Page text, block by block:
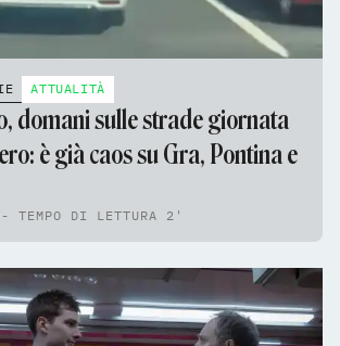
ATTUALITÀ
domani sulle strade giornata
è già caos su Gra, Pontina e
TEMPO DI LETTURA 2'